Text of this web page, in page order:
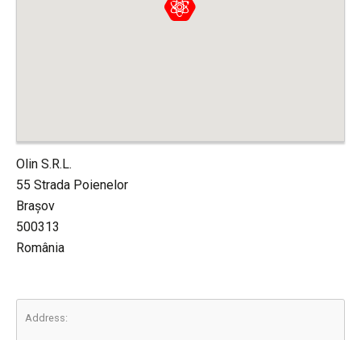
Olin S.R.L.
55 Strada Poienelor
Brașov
500313
România
Address: